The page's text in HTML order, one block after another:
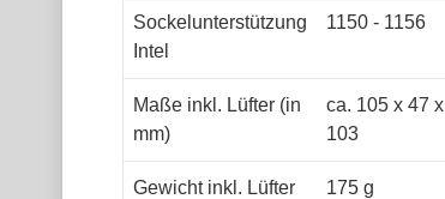
Sockelunterstützung
Intel
1150 - 1156
Maße inkl. Lüfter (in
mm)
ca. 105 x 47 x
103
Gewicht inkl. Lüfter 175 g